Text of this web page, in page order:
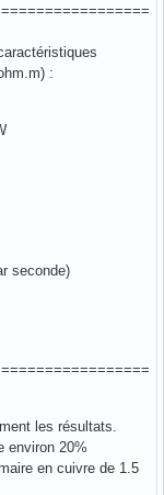
:
seconde)
les résultats.
environ 20%
en cuivre de 1.5